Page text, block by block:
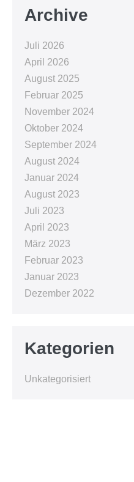
Archive
Juli 2026
April 2026
August 2025
Februar 2025
November 2024
Oktober 2024
September 2024
August 2024
Januar 2024
August 2023
Juli 2023
April 2023
März 2023
Februar 2023
Januar 2023
Dezember 2022
Kategorien
Unkategorisiert